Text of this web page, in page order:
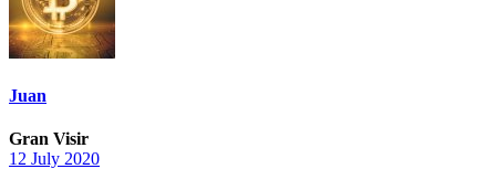
Juan
Gran Visir
12 July 2020